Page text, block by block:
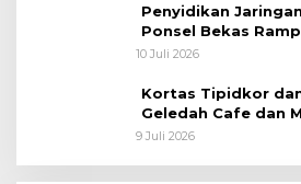
Penyidikan
Ponsel Bekas
Tersangka Sudah
10 Juli 2026
Kortas Tipidkor
Geledah Cafe dan
9 Juli 2026